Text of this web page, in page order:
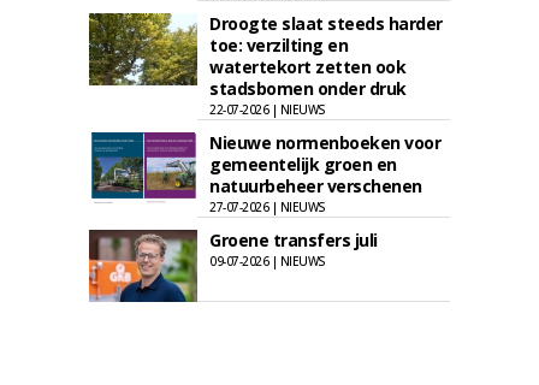
Droogte slaat steeds harder
toe: verzilting en
watertekort zetten ook
stadsbomen onder druk
22-07-2026 | NIEUWS
Nieuwe normenboeken voor
gemeentelijk groen en
natuurbeheer verschenen
27-07-2026 | NIEUWS
Groene transfers juli
09-07-2026 | NIEUWS